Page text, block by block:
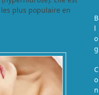
plus populaire en
B
l
o
g
C
o
n